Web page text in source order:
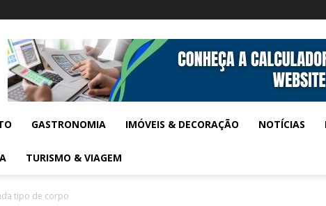
GASTRONOMIA IMÓVEIS & DECORAÇÃO NOTÍCIAS
TURISMO & VIAGEM
tipo de corpo